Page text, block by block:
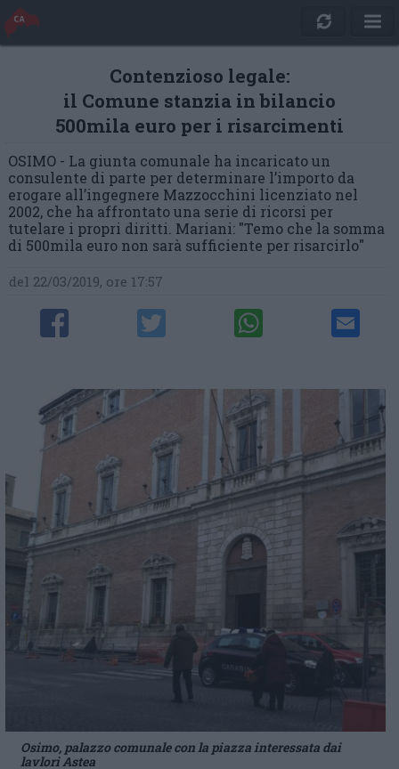
Contenzioso legale:
il Comune stanzia in bilancio
500mila euro per i risarcimenti
OSIMO - La giunta comunale ha incaricato un
consulente di parte per determinare l’importo da
erogare all’ingegnere Mazzocchini licenziato nel
2002, che ha affrontato una serie di ricorsi per
tutelare i propri diritti. Mariani: "Temo che la somma
di 500mila euro non sarà sufficiente per risarcirlo"
del 22/03/2019, ore 17:57
Osimo, palazzo comunale con la piazza interessata dai
lavlori Astea